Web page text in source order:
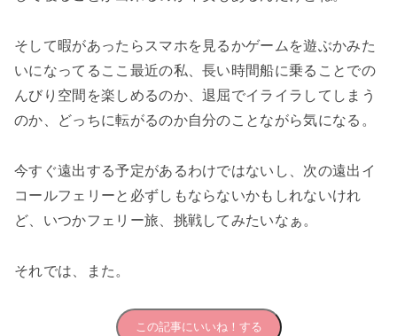
そして暇があったらスマホを見るかゲームを遊ぶかみた
いになってるここ最近の私、長い時間船に乗ることでの
んびり空間を楽しめるのか、退屈でイライラしてしまう
のか、どっちに転がるのか自分のことながら気になる。
今すぐ遠出する予定があるわけではないし、次の遠出イ
コールフェリーと必ずしもならないかもしれないけれ
ど、いつかフェリー旅、挑戦してみたいなぁ。
それでは、また。
この記事にいいね！する